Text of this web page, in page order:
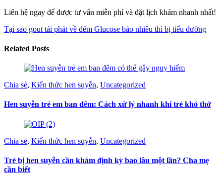
Liên hệ ngay để được tư vấn miễn phí và đặt lịch khám nhanh nhất!
Tại sao gout tái phát về đêm Glucose báo nhiêu thì bị tiểu đường
Related Posts
Chia sẻ, Kiến thức hen suyễn, Uncategorized
Hen suyễn trẻ em ban đêm: Cách xử lý nhanh khi trẻ khó thở
Chia sẻ, Kiến thức hen suyễn, Uncategorized
Trẻ bị hen suyễn cần khám định kỳ bao lâu một lần? Cha mẹ
cần biết